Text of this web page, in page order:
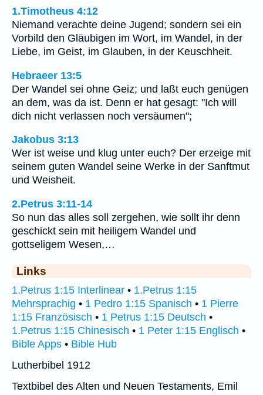
1.Timotheus 4:12
Niemand verachte deine Jugend; sondern sei ein
Vorbild den Gläubigen im Wort, im Wandel, in der
Liebe, im Geist, im Glauben, in der Keuschheit.
Hebraeer 13:5
Der Wandel sei ohne Geiz; und laßt euch genügen
an dem, was da ist. Denn er hat gesagt: "Ich will
dich nicht verlassen noch versäumen";
Jakobus 3:13
Wer ist weise und klug unter euch? Der erzeige mit
seinem guten Wandel seine Werke in der Sanftmut
und Weisheit.
2.Petrus 3:11-14
So nun das alles soll zergehen, wie sollt ihr denn
geschickt sein mit heiligem Wandel und
gottseligem Wesen,…
Links
1.Petrus 1:15 Interlinear • 1.Petrus 1:15
Mehrsprachig • 1 Pedro 1:15 Spanisch • 1 Pierre
1:15 Französisch • 1 Petrus 1:15 Deutsch •
1.Petrus 1:15 Chinesisch • 1 Peter 1:15 Englisch •
Bible Apps • Bible Hub
Lutherbibel 1912
Textbibel des Alten und Neuen Testaments, Emil